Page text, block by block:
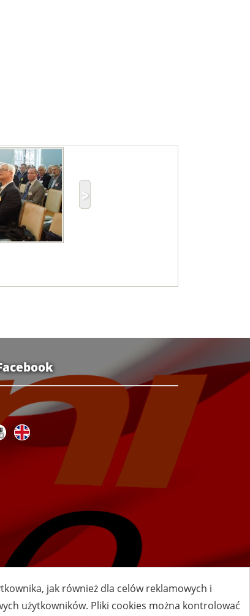
jak również dla celów reklamowych i
użytkowników. Pliki cookies można kontrolować